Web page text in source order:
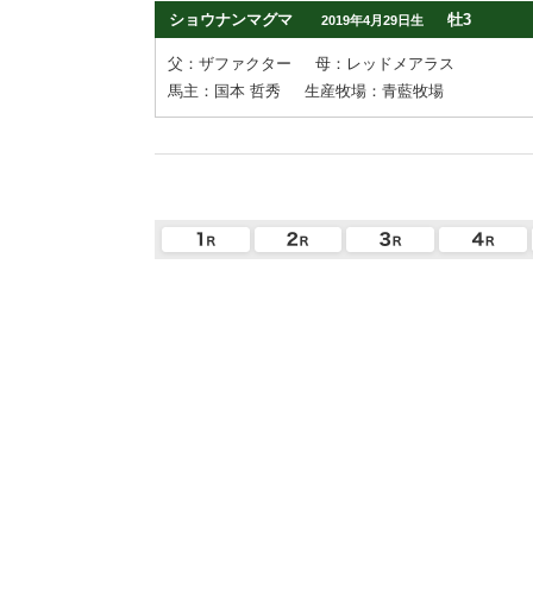
ショウナンマグマ
2019年4月29日生 牡3
父：ザファクター
母：レッドメアラス
馬主：国本 哲秀
生産牧場：青藍牧場